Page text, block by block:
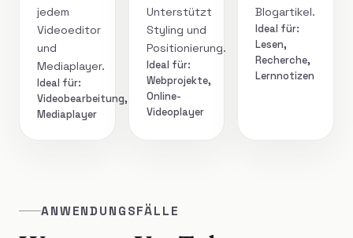
jedem
Videoeditor
und
Mediaplayer.
Ideal für:
Videobearbeitung,
Mediaplayer
Unterstützt
Styling und
Positionierung.
Ideal für:
Webprojekte,
Online-
Videoplayer
Blogartikel.
Ideal für:
Lesen,
Recherche,
Lernnotizen
ANWENDUNGSFÄLLE